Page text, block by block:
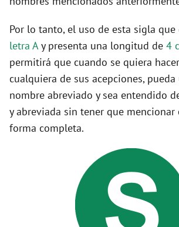
Por lo tanto, el uso de esta sigla
letra Ay presenta una longitud de 4
permitirá que cuando se quiera
cualquiera de sus acepciones, pueda
nombre abreviado y sea entendido
y abreviada sin tener que
forma completa.